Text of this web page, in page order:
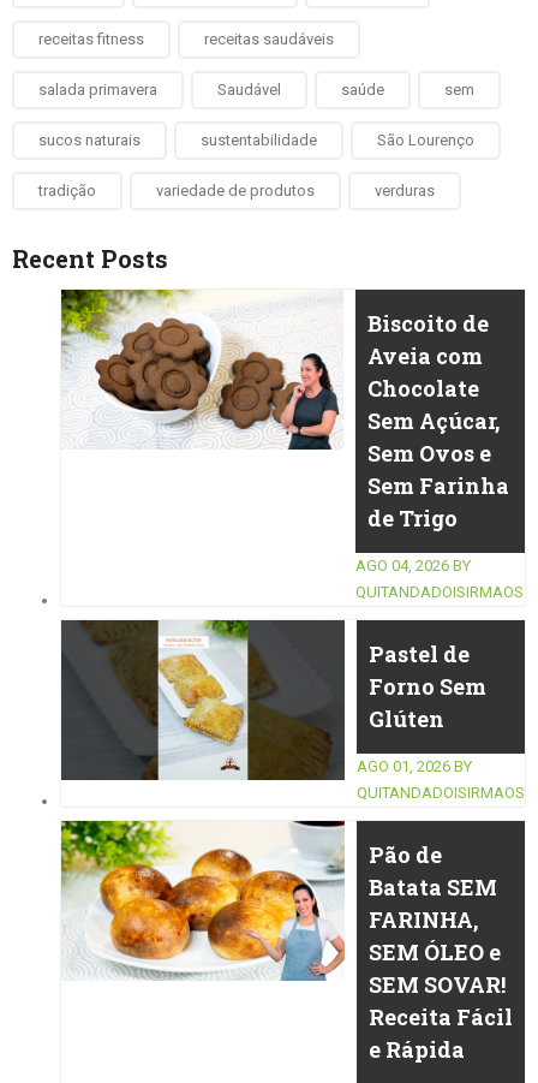
receitas fitness receitas saudáveis
salada primavera Saudável saúde sem
sucos naturais sustentabilidade São Lourenço
tradição variedade de produtos verduras
Recent Posts
Biscoito de
Aveia com
Chocolate
Sem Açúcar,
Sem Ovos e
Sem Farinha
de Trigo
AGO 04, 2026 BY
QUITANDADOISIRMAOS
Pastel de
Forno Sem
Glúten
AGO 01, 2026 BY
QUITANDADOISIRMAOS
Pão de
Batata SEM
FARINHA,
SEM ÓLEO e
SEM SOVAR!
Receita Fácil
e Rápida